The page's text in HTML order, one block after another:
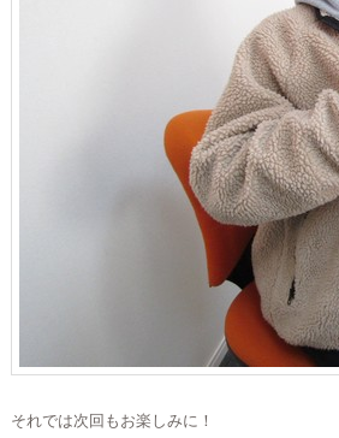
それでは次回もお楽しみに！